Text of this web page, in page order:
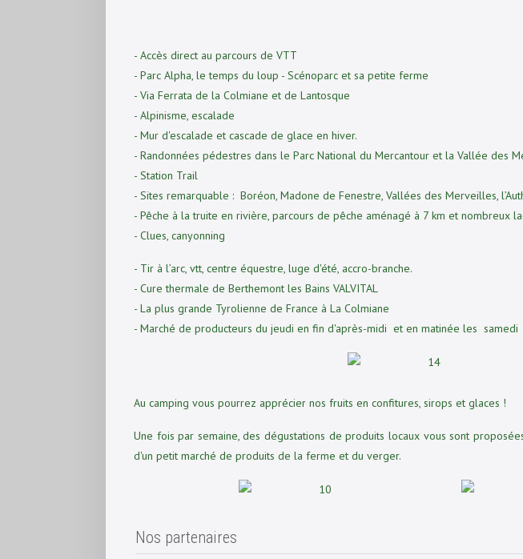
- Accès direct au parcours de VTT
- Parc Alpha, le temps du loup - Scénoparc et sa petite ferme
- Via Ferrata de la Colmiane et de Lantosque
- Alpinisme, escalade
- Mur d'escalade et cascade de glace en hiver.
- Randonnées pédestres dans le Parc National du Mercantour et la Vallée des
- Station Trail
- Sites remarquable : Boréon, Madone de Fenestre, Vallées des Merveilles,
- Pêche à la truite en rivière, parcours de pêche aménagé à 7 km et nombreux
- Clues, canyonning
- Tir à l’arc, vtt, centre équestre, luge d'été, accro-branche.
- Cure thermale de Berthemont les Bains VALVITAL
- La plus grande Tyrolienne de France à La Colmiane
- Marché de producteurs du jeudi en fin d'après-midi et en matinée les
Au camping vous pourrez apprécier nos fruits en confitures, sirops et glaces !
Une fois par semaine, des dégustations de produits locaux vous sont
d'un petit marché de produits de la ferme et du verger.
Nos partenaires